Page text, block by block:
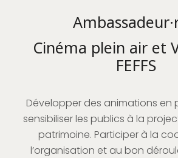
Cinéma plein air et
FEFFS
Développer des animations en
sensibiliser les publics à la
patrimoine. Participer à la
l’organisation et au bon